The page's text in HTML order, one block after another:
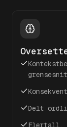
Delt
Flertall,